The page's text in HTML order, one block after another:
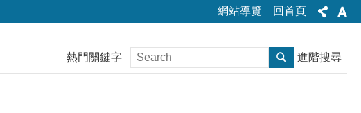
網站導覽 回首頁
熱門關鍵字 進階搜尋